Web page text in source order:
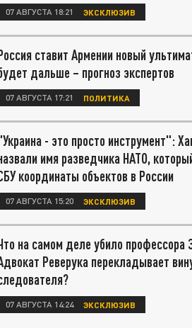
07 АВГУСТА 18:21 ЭКСКЛЮЗИВ
ставит Армении новый
дальше – прогноз экспертов
07 АВГУСТА 17:21 ПОЛИТИКА
- это просто инструмент":
имя разведчика НАТО,
координаты объектов в России
07 АВГУСТА 15:20 ЭКСКЛЮЗИВ
на самом деле убило профессора
Реверука перекладывает
07 АВГУСТА 14:24 ЭКСКЛЮЗИВ